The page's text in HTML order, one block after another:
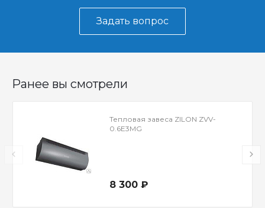
Задать вопрос
Ранее вы смотрели
Тепловая завеса ZILON ZVV-
0.6E3MG
8 300 ₽